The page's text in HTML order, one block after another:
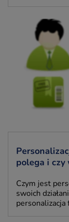
polega i
Czym jest
swoich